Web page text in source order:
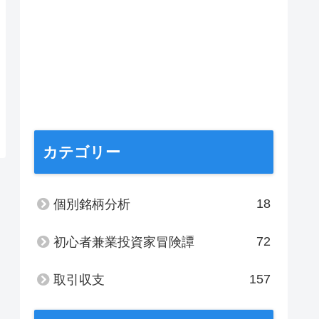
カテゴリー
個別銘柄分析 18
初心者兼業投資家冒険譚 72
取引収支 157